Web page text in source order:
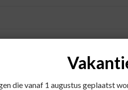
die vanaf 1 augustus geplaatst